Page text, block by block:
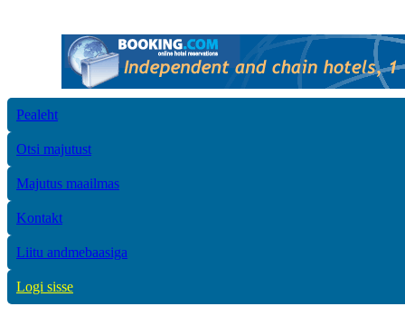
Pealeht
Otsi majutust
Majutus maailmas
Kontakt
Liitu andmebaasiga
Logi sisse